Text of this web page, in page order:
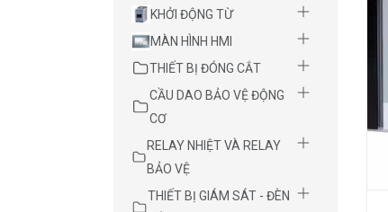
KHỞI ĐỘNG TỪ
MÀN HÌNH HMI
THIẾT BỊ ĐÓNG CẮT
CẦU DAO BẢO VỆ ĐỘNG
CƠ
RELAY NHIỆT VÀ RELAY
BẢO VỆ
THIẾT BỊ GIÁM SÁT - ĐÈN